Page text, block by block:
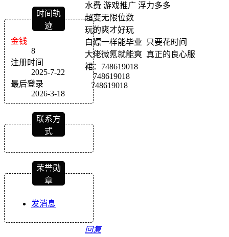
时间轨
迹
金钱
8
注册时间
2025-7-22
最后登录
2026-3-18
联系方
式
荣誉勋
章
发消息
水费 游戏推广 浮力多多
超变无限位数
玩的爽才好玩
白嫖一样能毕业 只要花时间
大佬微氪就能爽 真正的良心服
裙：748619018
748619018
748619018
回复